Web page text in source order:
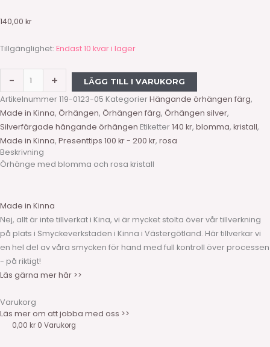
140,00 kr
Tillgänglighet: Endast 10 kvar i lager
- + LÄGG TILL I VARUKORG
Artikelnummer119-0123-05 KategorierHängande örhängen färg,
Made in Kinna, Örhängen, Örhängen färg, Örhängen silver,
Silverfärgade hängande örhängen Etiketter140 kr, blomma, kristall,
Made in Kinna, Presenttips 100 kr - 200 kr, rosa
Beskrivning
Örhänge med blomma och rosa kristall
Made in Kinna
Nej, allt är inte tillverkat i Kina, vi är mycket stolta över vår tillverkning
på plats i Smyckeverkstaden i Kinna i Västergötland. Här tillverkar vi
en hel del av våra smycken för hand med full kontroll över processen
- på riktigt!
Läs gärna mer här >>
Varukorg
Läs mer om att jobba med oss >>
0,00 kr 0 Varukorg